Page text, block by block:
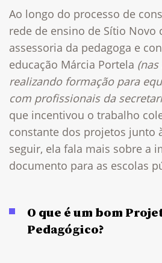
Ao longo do processo de
rede de ensino de Sítio Novo
assessoria da pedagoga e
educação Márcia Portela
realizando formação para
com profissionais da
que incentivou o trabalho
constante dos projetos junto
seguir, ela fala mais sobre a
documento para as escolas
O que é um bom
Pedagógico?